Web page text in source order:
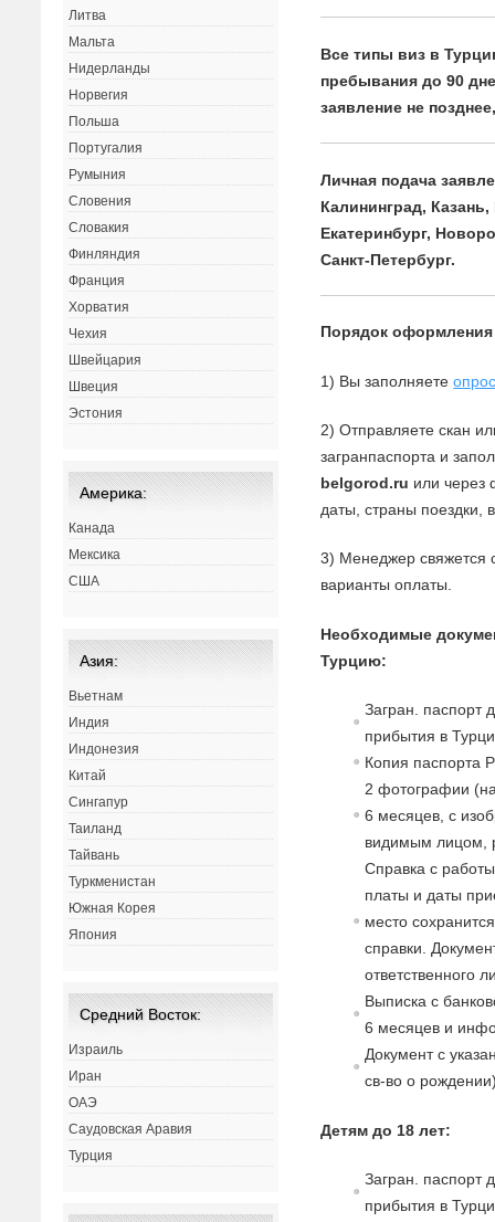
Все типы виз в
пребывания до 90
заявление не
Личная подача
Калининград,
Екатеринбург,
Санкт-Петербург.
Порядок
1) Вы заполняете
2) Отправляете скан
загранпаспорта и
belgorod.ru или через
даты, страны поездки,
3) Менеджер свяжется
варианты оплаты.
Необходимые
Турцию:
Загран. паспорт
прибытия в
Копия паспорта
2 фотографии
6 месяцев, с
видимым лицом,
Справка с
платы и даты
место
справки.
ответственного
Выписка с
6 месяцев и
Документ с
св-во о
Детям до 18 лет:
Загран. паспорт
прибытия в
Литва
Мальта
Нидерланды
Норвегия
Польша
Португалия
Румыния
Словения
Словакия
Финляндия
Франция
Хорватия
Чехия
Швейцария
Швеция
Эстония
Америка:
Канада
Мексика
США
Азия:
Вьетнам
Индия
Индонезия
Китай
Сингапур
Таиланд
Тайвань
Туркменистан
Южная Корея
Япония
Средний Восток:
Израиль
Иран
ОАЭ
Саудовская Аравия
Турция